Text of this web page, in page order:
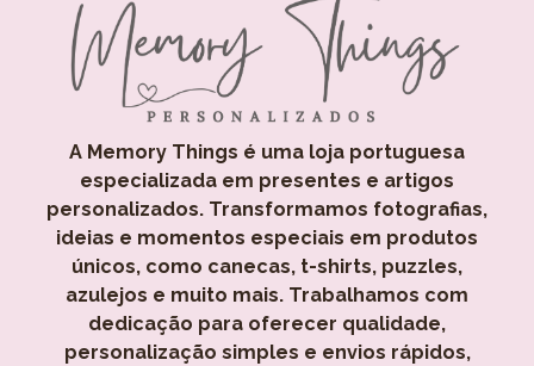
A Memory Things é uma loja portuguesa
especializada em presentes e artigos
personalizados. Transformamos fotografias,
ideias e momentos especiais em produtos
únicos, como canecas, t-shirts, puzzles,
azulejos e muito mais. Trabalhamos com
dedicação para oferecer qualidade,
personalização simples e envios rápidos,